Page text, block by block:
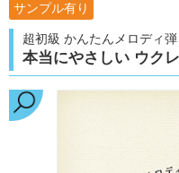
サンプル有り
超初級 かんたんメロディ
本当にやさしい ウク